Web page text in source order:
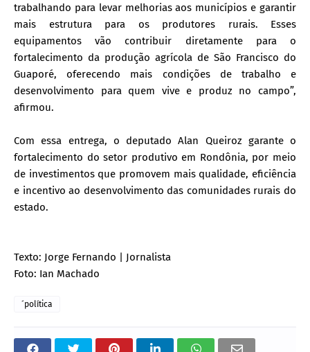
trabalhando para levar melhorias aos municípios e garantir
mais estrutura para os produtores rurais. Esses
equipamentos vão contribuir diretamente para o
fortalecimento da produção agrícola de São Francisco do
Guaporé, oferecendo mais condições de trabalho e
desenvolvimento para quem vive e produz no campo”,
afirmou.
Com essa entrega, o deputado Alan Queiroz garante o
fortalecimento do setor produtivo em Rondônia, por meio
de investimentos que promovem mais qualidade, eficiência
e incentivo ao desenvolvimento das comunidades rurais do
estado.
Texto: Jorge Fernando | Jornalista
Foto: Ian Machado
´política